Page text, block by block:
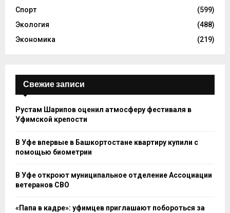
Спорт
(599)
Экология
(488)
Экономика
(219)
Свежие записи
Рустам Шарипов оценил атмосферу фестиваля в
Уфимской крепости
В Уфе впервые в Башкортостане квартиру купили с
помощью биометрии
В Уфе откроют муниципальное отделение Ассоциации
ветеранов СВО
«Папа в кадре»: уфимцев приглашают побороться за